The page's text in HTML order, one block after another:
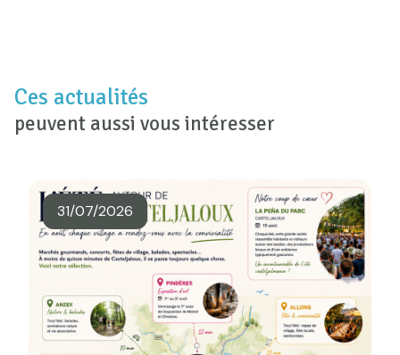
Ces actualités
peuvent aussi vous intéresser
31/07/2026